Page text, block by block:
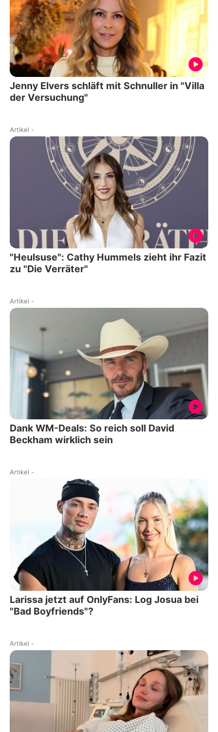
Jenny Elvers schläft mit Schnuller in "Villa
der Versuchung"
Artikel -
"Heulsuse": Cathy Hummels zieht ihr Fazit
zu "Die Verräter"
Artikel -
Dank WM-Deals: So reich soll David
Beckham wirklich sein
Artikel -
Larissa jetzt auf OnlyFans: Log Josua bei
"Bad Boyfriends"?
Artikel -